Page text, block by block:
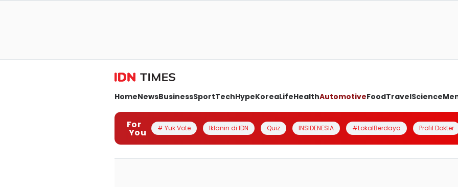
HomeNewsBusinessSportTechHypeKoreaLifeHealthAutomotiveFoodTravelScience
For
You # Yuk Vote Iklanin di IDN Quiz INSIDENESIA #LokalBerdaya Profil Dokter